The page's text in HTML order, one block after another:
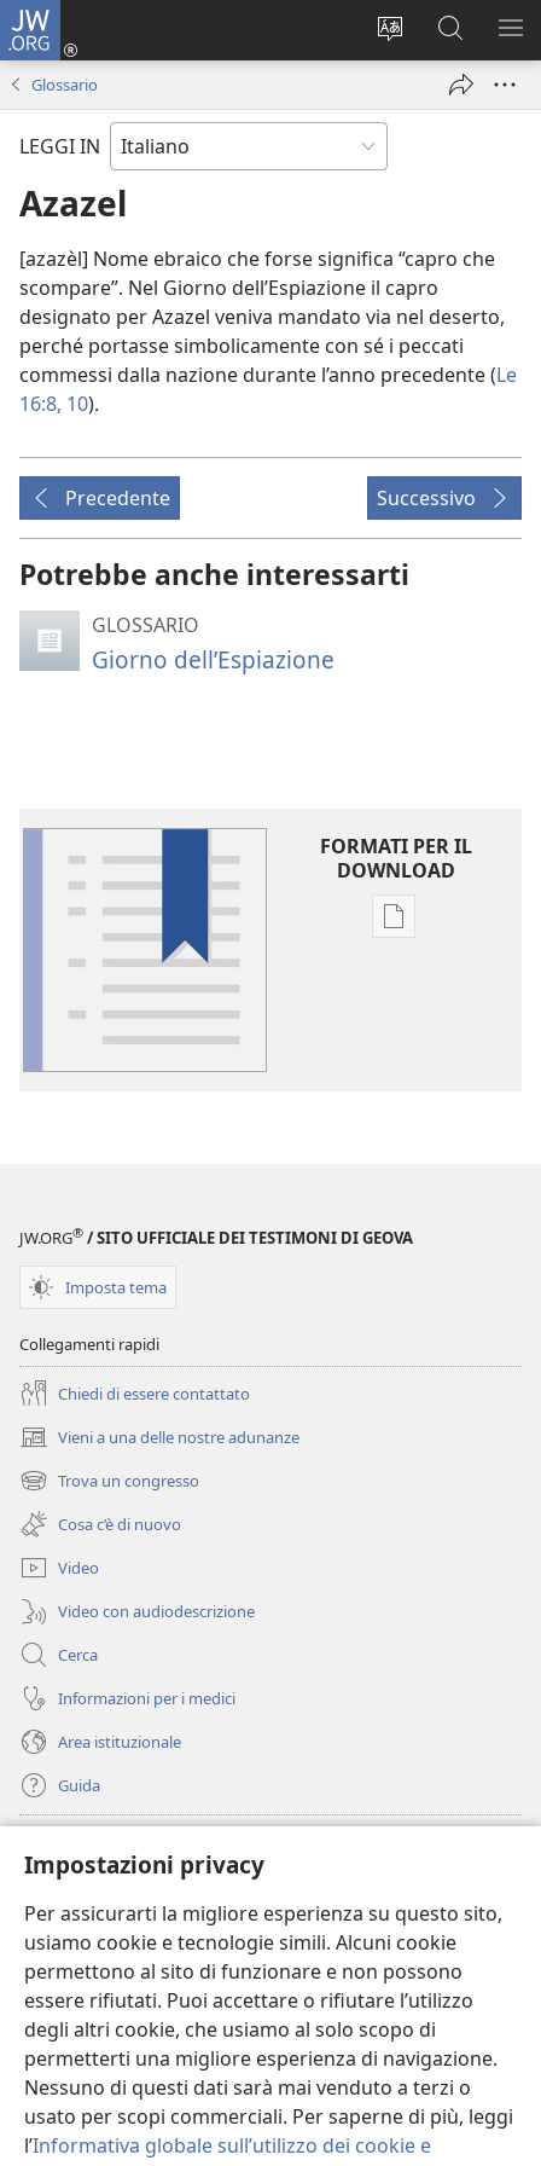
Impostazioni privacy
Per assicurarti la migliore esperienza su questo sito,
usiamo cookie e tecnologie simili. Alcuni cookie
permettono al sito di funzionare e non possono
essere rifiutati. Puoi accettare o rifiutare l’utilizzo
degli altri cookie, che usiamo al solo scopo di
permetterti una migliore esperienza di navigazione.
Nessuno di questi dati sarà mai venduto a terzi o
usato per scopi commerciali. Per saperne di più, leggi
l’Informativa globale sull’utilizzo dei cookie e
JW.ORG
Modificare
Accedi
(apre
finestra)
Cerca
in
JW.ORG
Glossario
LEGGI IN
Azazel
[azazèl] Nome ebraico che forse significa “capro che
scompare”. Nel Giorno dell’Espiazione il capro
designato per Azazel veniva mandato via nel deserto,
perché portasse simbolicamente con sé i peccati
commessi dalla nazione durante l’anno precedente (Le
16:8, 10).
Precedente Successivo
Potrebbe anche interessarti
GLOSSARIO
Giorno dell’Espiazione
FORMATI PER IL
DOWNLOAD
Opzioni
JW.ORG® / SITO UFFICIALE DEI TESTIMONI DI GEOVA
Imposta tema
Collegamenti rapidi
Chiedi di essere contattato
Vieni a una delle nostre adunanze
(apre
una
nuova
finestra)
Trova un congresso
(apre
una
nuova
finestra)
Cosa c’è di nuovo
Video
Video con audiodescrizione
Cerca
Informazioni per i medici
Area istituzionale
Guida
(apre
una
nuova
finestra)
BIBLIOTECA ONLINE Watchtower
(apre
una
nuova
finestra)
JW Hub
(apre
una
nuova
finestra)
JW Library
Watchtower Library®